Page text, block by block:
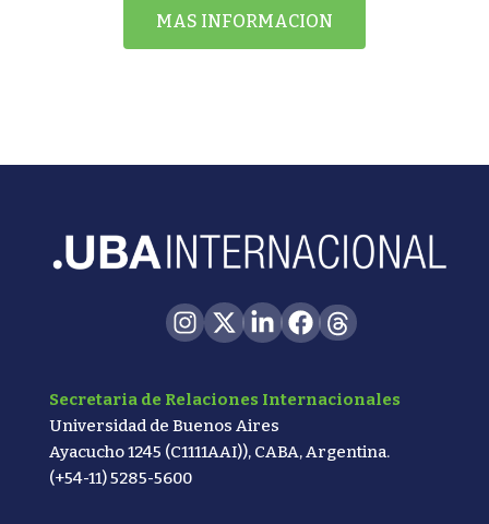
MAS INFORMACION
Secretaria de Relaciones Internacionales
Universidad de Buenos Aires
Ayacucho 1245 (C1111AAI)), CABA, Argentina.
(+54-11) 5285-5600